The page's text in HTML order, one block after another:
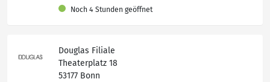
Noch 4 Stunden geöffnet
Douglas Filiale
Theaterplatz 18
53177 Bonn